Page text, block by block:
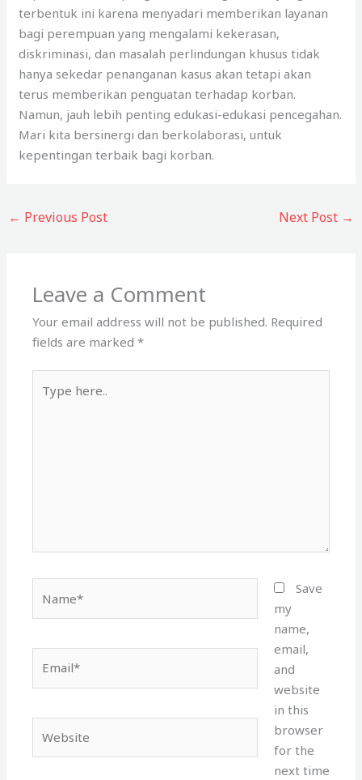
terbentuk ini karena menyadari memberikan layanan
bagi perempuan yang mengalami kekerasan,
diskriminasi, dan masalah perlindungan khusus tidak
hanya sekedar penanganan kasus akan tetapi akan
terus memberikan penguatan terhadap korban.
Namun, jauh lebih penting edukasi-edukasi pencegahan.
Mari kita bersinergi dan berkolaborasi, untuk
kepentingan terbaik bagi korban.
← Previous Post Next Post →
Leave a Comment
Your email address will not be published. Required
fields are marked*
here..
Save
my
name,
email,
and
website
in this
browser
for the
next time